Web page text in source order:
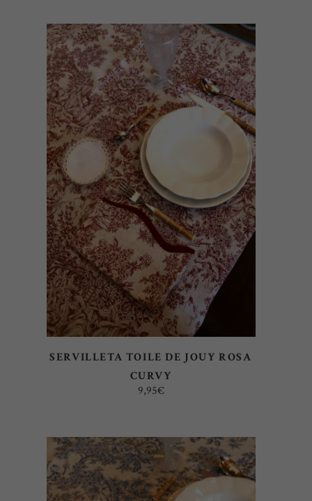
AÑADIR AL CARRITO
SERVILLETA TOILE DE JOUY ROSA
CURVY
9,95€